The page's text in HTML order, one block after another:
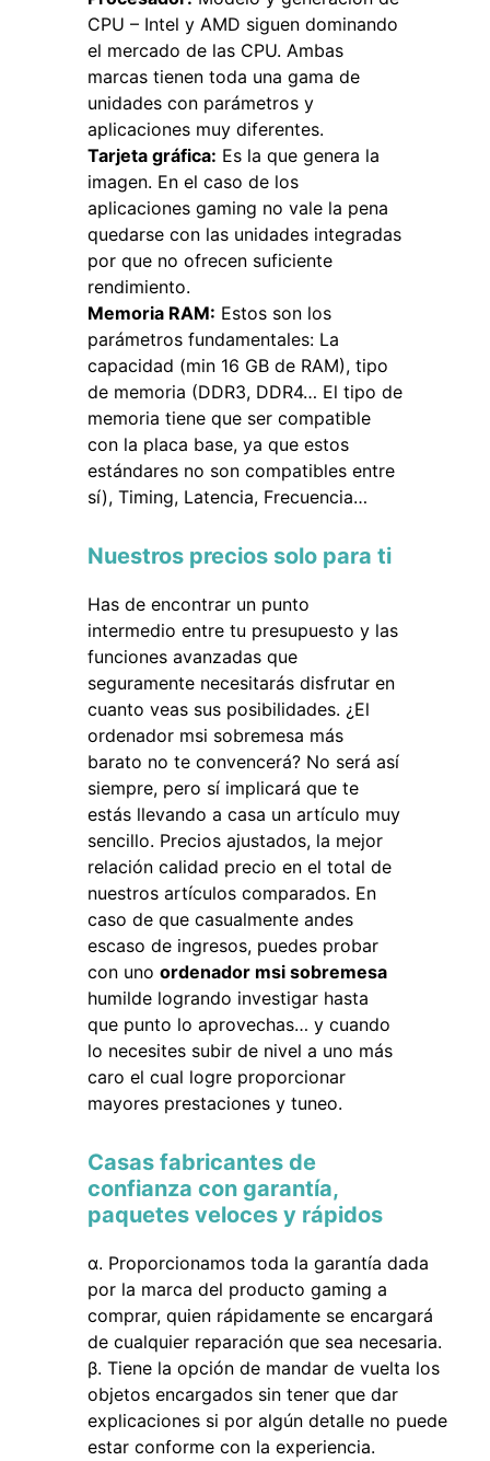
CPU – Intel y AMD siguen dominando
el mercado de las CPU. Ambas
marcas tienen toda una gama de
unidades con parámetros y
aplicaciones muy diferentes.
Tarjeta gráfica: Es la que genera la
imagen. En el caso de los
aplicaciones gaming no vale la pena
quedarse con las unidades integradas
por que no ofrecen suficiente
rendimiento.
Memoria RAM: Estos son los
parámetros fundamentales: La
capacidad (min 16 GB de RAM), tipo
de memoria (DDR3, DDR4… El tipo de
memoria tiene que ser compatible
con la placa base, ya que estos
estándares no son compatibles entre
sí), Timing, Latencia, Frecuencia…
Nuestros precios solo para ti
Has de encontrar un punto
intermedio entre tu presupuesto y las
funciones avanzadas que
seguramente necesitarás disfrutar en
cuanto veas sus posibilidades. ¿El
ordenador msi sobremesa más
barato no te convencerá? No será así
siempre, pero sí implicará que te
estás llevando a casa un artículo muy
sencillo. Precios ajustados, la mejor
relación calidad precio en el total de
nuestros artículos comparados. En
caso de que casualmente andes
escaso de ingresos, puedes probar
con uno ordenador msi sobremesa
humilde logrando investigar hasta
que punto lo aprovechas… y cuando
lo necesites subir de nivel a uno más
caro el cual logre proporcionar
mayores prestaciones y tuneo.
Casas fabricantes de
confianza con garantía,
paquetes veloces y rápidos
Proporcionamos toda la garantía dada
por la marca del producto gaming a
comprar, quien rápidamente se encargará
de cualquier reparación que sea necesaria.
Tiene la opción de mandar de vuelta los
objetos encargados sin tener que dar
explicaciones si por algún detalle no puede
estar conforme con la experiencia.